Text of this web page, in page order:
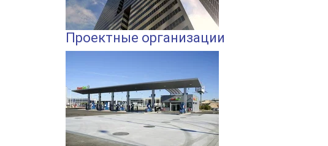
Проектные организации